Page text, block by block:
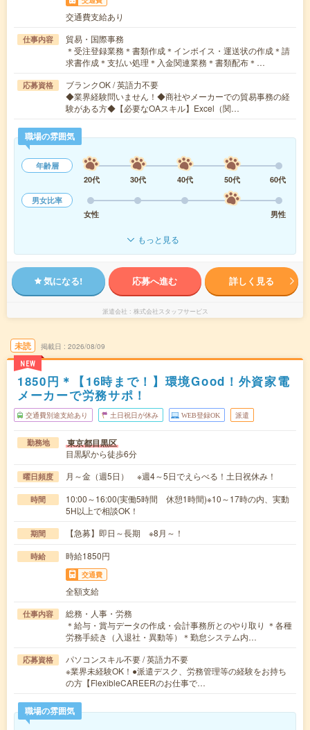
交通費支給あり
仕事内容
貿易・国際事務
＊受注登録業務＊書類作成＊インボイス・運送状の作成＊請
求書作成＊支払い処理＊入金関連業務＊書類配布＊…
応募資格
ブランクOK / 英語力不要
◆業界経験問いません！◆商社やメーカーでの貿易事務の経
験がある方◆【必要なOAスキル】Excel（関…
職場の雰囲気
年齢層
20代
30代 40代 50代
60代
男女比率
女性
男性
もっと見る
気になる! 応募へ進む 詳しく見る
派遣会社 株式会社スタッフサービス
未読
NEW
掲載日 2026/08/09
1850円＊【16時まで！】環境Good！外資家電
メーカーで労務サポ！
交通費別途支給あり 土日祝日が休み WEB登録OK 派遣
勤務地 東京都目黒区
目黒駅から徒歩6分
曜日頻度 月～金（週5日） ※週4～5日でえらべる！土日祝休み！
時間
10:00～16:00(実働5時間 休憩1時間)※10～17時の内、実動
5H以上で相談OK！
期間 【急募】即日～長期 ※8月～！
時給 時給1850円
交通費
全額支給
仕事内容
総務・人事・労務
＊給与・賞与データの作成・会計事務所とのやり取り ＊各種
労務手続き（入退社・異動等）＊勤怠システム内…
応募資格
パソコンスキル不要 / 英語力不要
※業界未経験OK！●派遣デスク、労務管理等の経験をお持ち
の方【FlexibleCAREERのお仕事で…
職場の雰囲気